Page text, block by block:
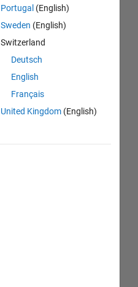
Portugal (English)
Sweden (English)
Switzerland
Deutsch
English
Français
United Kingdom(English)